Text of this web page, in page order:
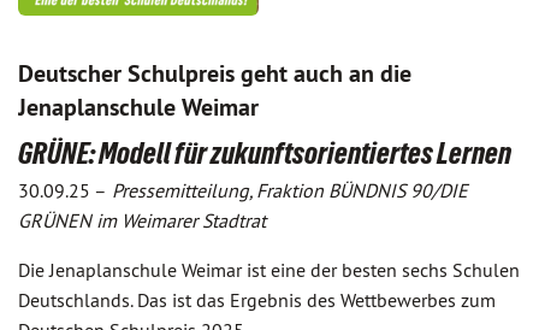
Deutscher Schulpreis geht auch an die
Jenaplanschule Weimar
GRÜNE: Modell für zukunftsorientiertes Lernen
30.09.25 – Pressemitteilung, Fraktion BÜNDNIS 90/DIE
GRÜNEN im Weimarer Stadtrat
Die Jenaplanschule Weimar ist eine der besten sechs Schulen
Deutschlands. Das ist das Ergebnis des Wettbewerbes zum